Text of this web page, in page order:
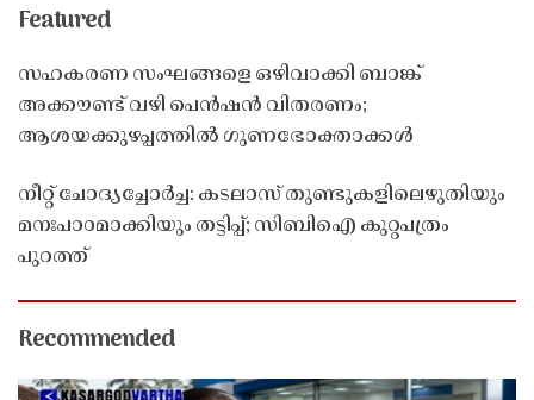
Featured
സഹകരണ സംഘങ്ങളെ ഒഴിവാക്കി ബാങ്ക്
അക്കൗണ്ട് വഴി പെൻഷൻ വിതരണം;
ആശയക്കുഴപ്പത്തിൽ ഗുണഭോക്താക്കൾ
നീറ്റ് ചോദ്യച്ചോർച്ച: കടലാസ് തുണ്ടുകളിലെഴുതിയും
മനഃപാഠമാക്കിയും തട്ടിപ്പ്; സിബിഐ കുറ്റപത്രം
പുറത്ത്
Recommended